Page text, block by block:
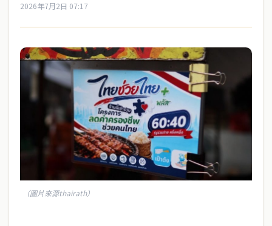
2026年7月2日 07:17
（圖片來源thairath）